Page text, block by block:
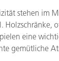
stehen im
Holzschränke,
eine
gemütliche